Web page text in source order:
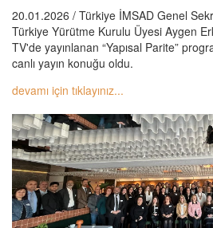
20.01.2026 / Türkiye İMSAD Genel
Türkiye Yürütme Kurulu Üyesi Aygen
TV'de yayınlanan “Yapısal Parite”
canlı yayın konuğu oldu.
devamı için tıklayınız...